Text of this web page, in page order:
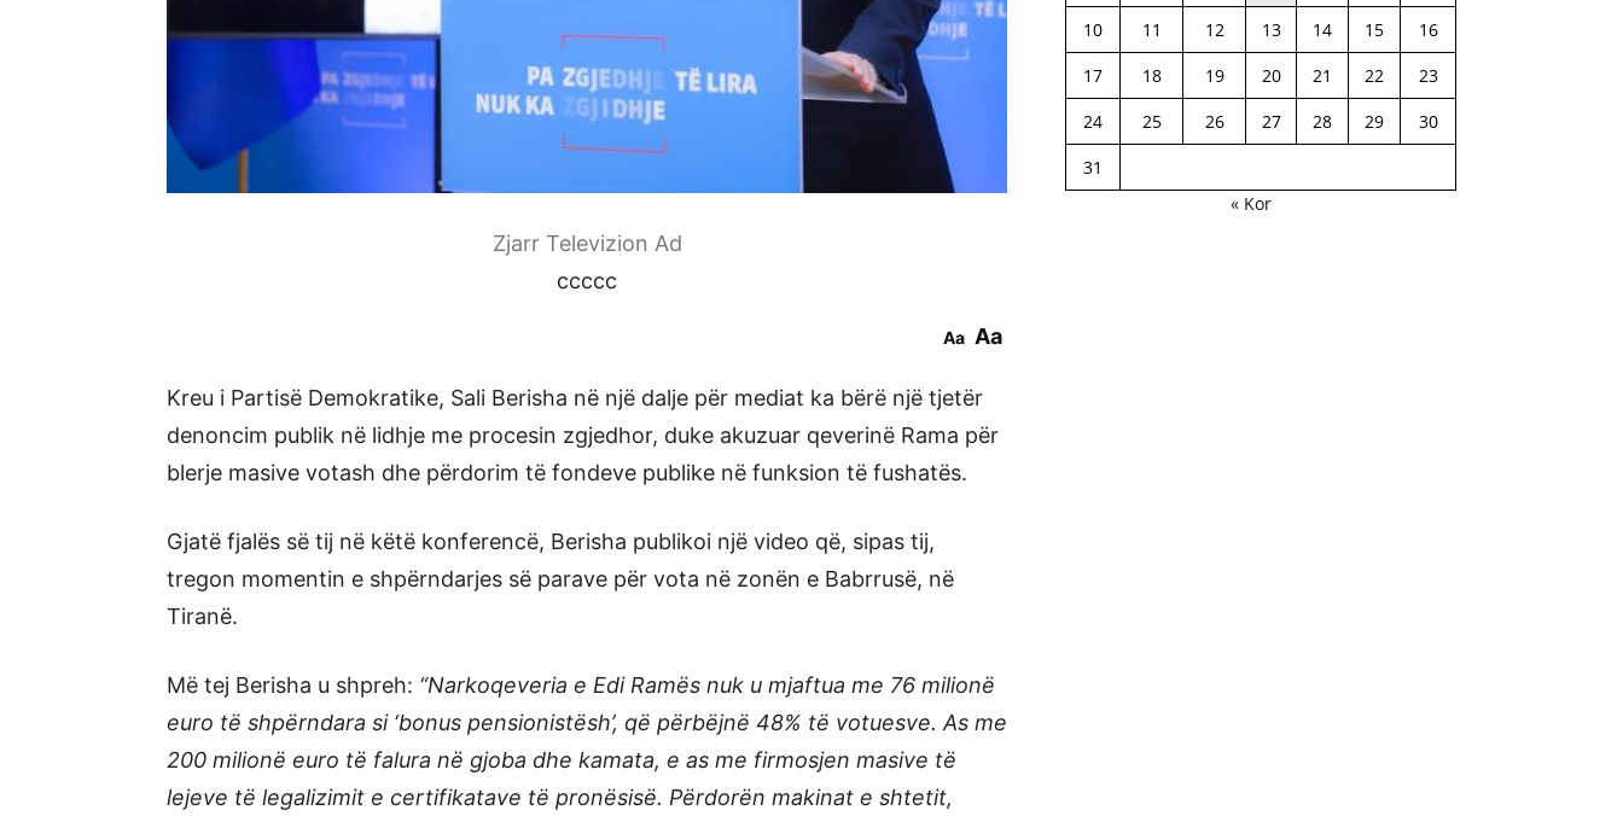
Zjarr Televizion Ad
ccccc
Aa Aa
Kreu i Partisë Demokratike, Sali Berisha në një dalje për mediat ka bërë një tjetër
denoncim publik në lidhje me procesin zgjedhor, duke akuzuar qeverinë Rama për
blerje masive votash dhe përdorim të fondeve publike në funksion të fushatës.
Gjatë fjalës së tij në këtë konferencë, Berisha publikoi një video që, sipas tij,
tregon momentin e shpërndarjes së parave për vota në zonën e Babrrusë, në
Tiranë.
Më tej Berisha u shpreh: “Narkoqeveria e Edi Ramës nuk u mjaftua me 76 milionë
euro të shpërndara si ‘bonus pensionistësh’, që përbëjnë 48% të votuesve. As me
200 milionë euro të falura në gjoba dhe kamata, e as me firmosjen masive të
lejeve të legalizimit e certifikatave të pronësisë. Përdorën makinat e shtetit,
10
11 12 13 14 15
16
17
18 19 20 21 22
23
24
25 26 27 28 29
30
31
« Kor